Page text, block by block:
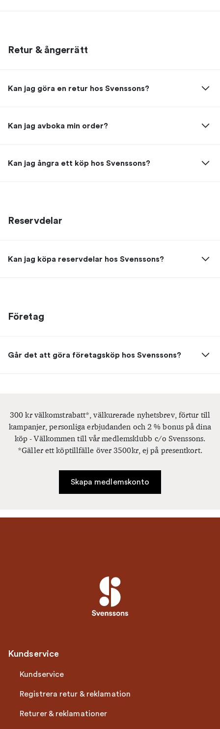
Retur & ångerrätt
Kan jag göra en retur hos Svenssons?
Kan jag avboka min order?
Kan jag ångra ett köp hos Svenssons?
Reservdelar
Kan jag köpa reservdelar hos Svenssons?
Företag
Går det att göra företagsköp hos Svenssons?
300 kr välkomstrabatt*, välkurerade nyhetsbrev, förtur till
kampanjer, personliga erbjudanden och 2 % bonus på dina
köp - Välkommen till vår medlemsklubb c/o Svenssons.
*Gäller ett köptillfälle över 3500kr, ej på presentkort.
Skapa medlemskonto
Kundservice
Kundservice
Registrera retur & reklamation
Returer & reklamationer